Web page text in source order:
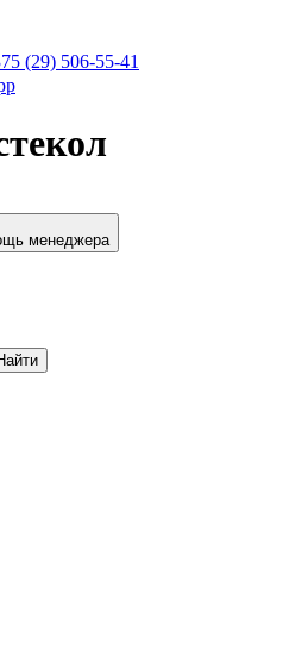
(29) 506-55-41
менеджера